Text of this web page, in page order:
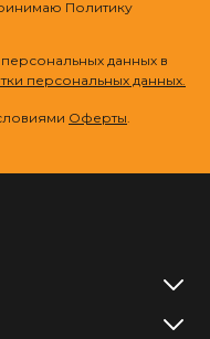
Политику
данных в
персональных данных.
Оферты